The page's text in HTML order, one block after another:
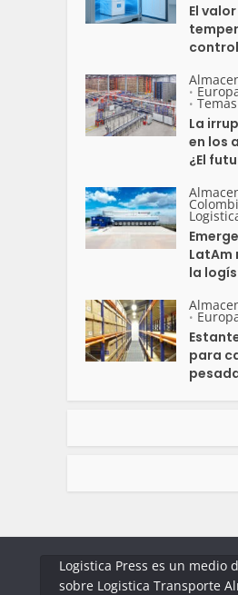
El
•
• Temas
La
en los
¿El
LatAm
la
•
para
Logistica Press es un medio
sobre Logistica Transporte